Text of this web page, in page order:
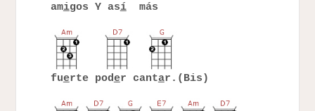
amigos Y asímás
fuerte poder cantar.(Bis)